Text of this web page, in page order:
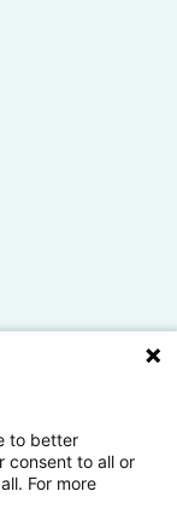
to better
consent to all or
For more